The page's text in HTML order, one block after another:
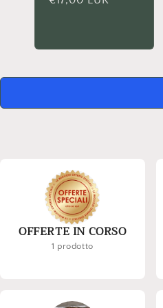
OFFERTE IN CORSO
1 prodotto